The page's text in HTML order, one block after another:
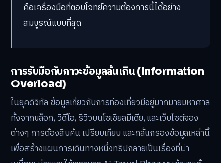
คือเครื่องมือที่ตอบโจทย์ความต้องการนี้ได้อย่าง
สมบูรณ์แบบที่สุด
การรับมือกับภาวะข้อมูลล้นเกิน (Information
Overload)
ในยุคดิจิทัล ข้อมูลเกี่ยวกับการท่องเที่ยวมีอยู่มากมายมหาศาล
ทั้งจากบล็อก, วิดีโอ, รีวิวบนโซเชียลมีเดีย, และเว็บไซต์จอง
ต่างๆ การต้องสืบค้น เปรียบเทียบ และกลั่นกรองข้อมูลเหล่านี้
เพื่อสร้างแผนการเดินทางหนึ่งทริปกลายเป็นเรื่องที่น่า